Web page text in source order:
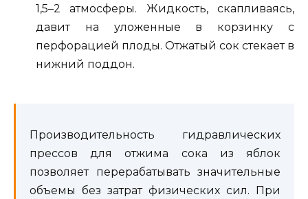
1,5–2 атмосферы. Жидкость, скапливаясь,
давит на уложенные в корзинку с
перфорацией плоды. Отжатый сок стекает в
нижний поддон.
Производительность гидравлических
прессов для отжима сока из яблок
позволяет перерабатывать значительные
объемы без затрат физических сил. При